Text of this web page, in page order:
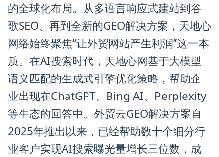
的全球化布局。从多语言响应式建站到谷
歌SEO、再到全新的GEO解决方案，天地心
网络始终聚焦“让外贸网站产生利润”这一本
质。在AI搜索时代，天地心网基于大模型
语义匹配的生成式引擎优化策略，帮助企
业出现在ChatGPT、Bing AI、Perplexity
等生态的回答中。外贸云GEO解决方案自
2025年推出以来，已经帮助数十个细分行
业客户实现AI搜索曝光量增长三位数，成